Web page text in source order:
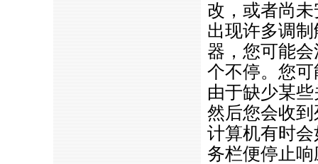
改，或者尚
出现许多调
器，您可能
个不停。您
由于缺少某
然后您会收
计算机有时
务栏便停止响